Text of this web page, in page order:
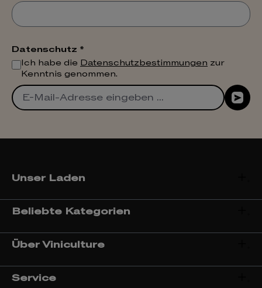
Datenschutz *
Ich habe die Datenschutzbestimmungen zur
Kenntnis genommen.
Unser Laden
Beliebte Kategorien
Über Viniculture
Service